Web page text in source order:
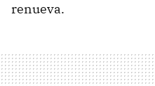
renueva.